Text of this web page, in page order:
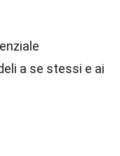
a se stessi e ai